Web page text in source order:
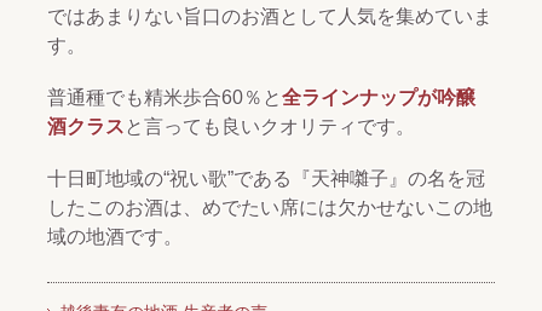
ではあまりない旨口のお酒として人気を集めていま
す。
普通種でも精米歩合60％と全ラインナップが吟醸
酒クラス と言っても良いクオリティです。
十日町地域の“祝い歌”である『天神囃子』の名を冠
したこのお酒は、めでたい席には欠かせないこの地
域の地酒です。